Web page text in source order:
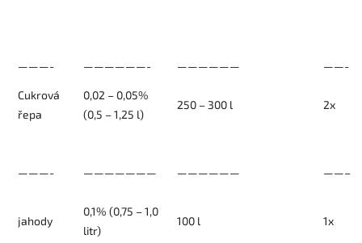
———- ——————- —————— ——-
Cukrová
řepa
0,02 – 0,05%
(0,5 – 1,25 l)
250 – 300 l 2x
———- ——————— —————— ——–
jahody
0,1% (0,75 – 1,0
litr)
100 l 1x